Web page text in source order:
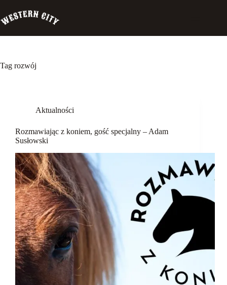
treści
Biuro
Pensjonat
Palomino
Szkolenia
Garść
wspomnień
Rozmawiając
z koniem
Koń a
komunikacja
Fundacja
Kontakt
Tag rozwój
Aktualności
Rozmawiając z koniem, gość specjalny – Adam
Susłowski